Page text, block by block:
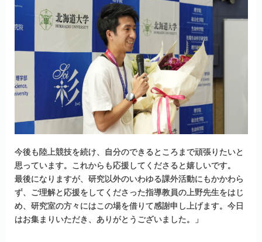
今後も陸上競技を続け、自分のできるところまで頑張りたいと
思っています。これからも応援してくださると嬉しいです。
最後になりますが、研究以外のいわゆる課外活動にもかかわら
ず、ご理解と応援をしてくださった指導教員の上野先生をはじ
め、研究室の方々にはこの場を借りて感謝申し上げます。今日
はお集まりいただき、ありがとうございました。」